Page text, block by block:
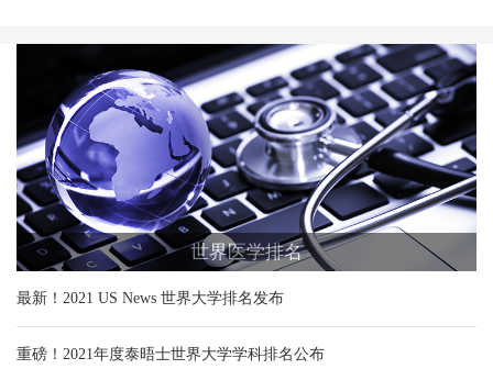
世界医学排名
最新！2021 US News 世界大学排名发布
重磅！2021年度泰晤士世界大学学科排名公布